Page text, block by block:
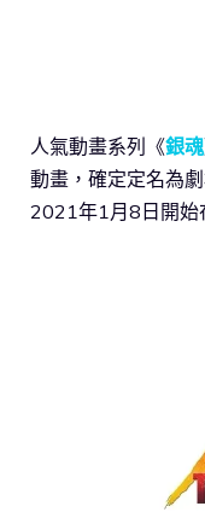
人氣動畫系列《銀魂
動畫，確定定名為
2021年1月8日開始